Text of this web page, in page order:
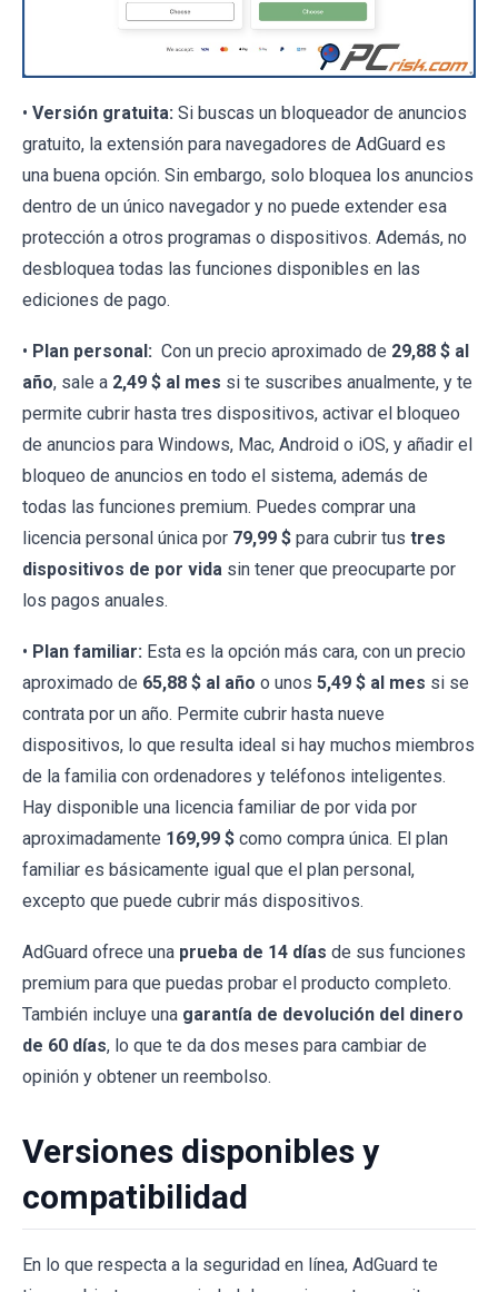
• Versión gratuita: Si buscas un bloqueador de anuncios
gratuito, la extensión para navegadores de AdGuard es
una buena opción. Sin embargo, solo bloquea los anuncios
dentro de un único navegador y no puede extender esa
protección a otros programas o dispositivos. Además, no
desbloquea todas las funciones disponibles en las
ediciones de pago.
• Plan personal: Con un precio aproximado de 29,88 $ al
año, sale a 2,49 $ al mes si te suscribes anualmente, y te
permite cubrir hasta tres dispositivos, activar el bloqueo
de anuncios para Windows, Mac, Android o iOS, y añadir el
bloqueo de anuncios en todo el sistema, además de
todas las funciones premium. Puedes comprar una
licencia personal única por 79,99 $ para cubrir tus tres
dispositivos de por vida sin tener que preocuparte por
los pagos anuales.
• Plan familiar: Esta es la opción más cara, con un precio
aproximado de 65,88 $ al año o unos 5,49 $ al mes si se
contrata por un año. Permite cubrir hasta nueve
dispositivos, lo que resulta ideal si hay muchos miembros
de la familia con ordenadores y teléfonos inteligentes.
Hay disponible una licencia familiar de por vida por
aproximadamente 169,99 $ como compra única. El plan
familiar es básicamente igual que el plan personal,
excepto que puede cubrir más dispositivos.
AdGuard ofrece una prueba de 14 días de sus funciones
premium para que puedas probar el producto completo.
También incluye una garantía de devolución del dinero
de 60 días, lo que te da dos meses para cambiar de
opinión y obtener un reembolso.
Versiones disponibles y
compatibilidad
En lo que respecta a la seguridad en línea, AdGuard te